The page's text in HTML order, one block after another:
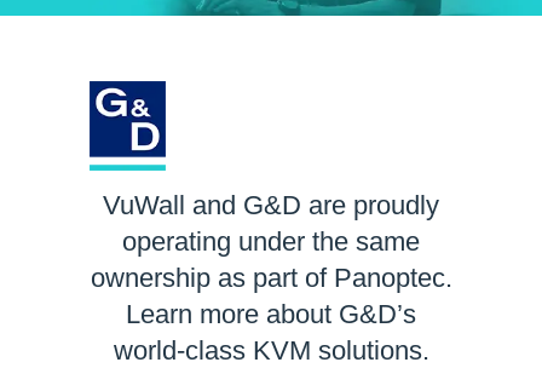
VuWall and G&D are proudly
operating under the same
ownership as part of Panoptec.
Learn more about G&D’s
world-class KVM solutions.